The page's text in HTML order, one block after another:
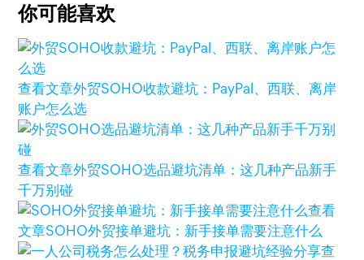
你可能喜欢
查看文章外贸SOHO收款避坑：PayPal、西联、离岸
账户怎么选
查看文章外贸SOHO选品避坑清单：这几种产品新手
千万别碰
查看
文章SOHO外贸接单避坑：新手接单需要注意什么
查